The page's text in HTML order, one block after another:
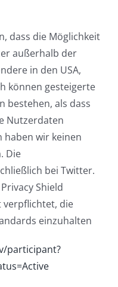
dass die Möglichkeit
außerhalb der
in den USA,
können gesteigerte
bestehen, als dass
Nutzerdaten
haben wir keinen
Die
bei Twitter.
Shield
die
einzuhalten
participant?